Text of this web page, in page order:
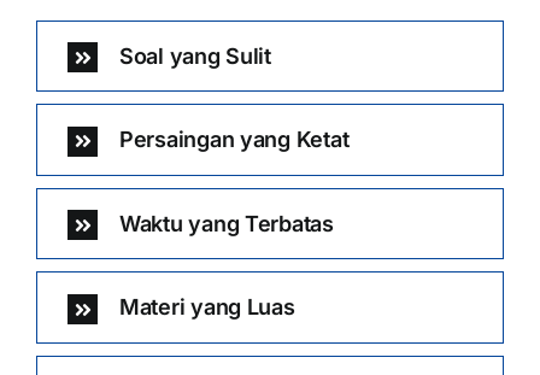
Soal yang Sulit
Persaingan yang Ketat
Waktu yang Terbatas
Materi yang Luas